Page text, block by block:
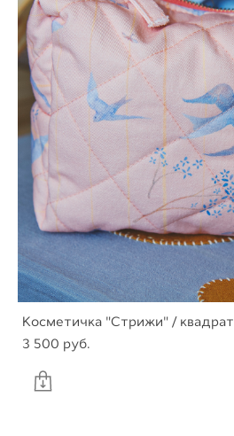
Косметичка "Стрижи" / квадрат
3 500 pуб.